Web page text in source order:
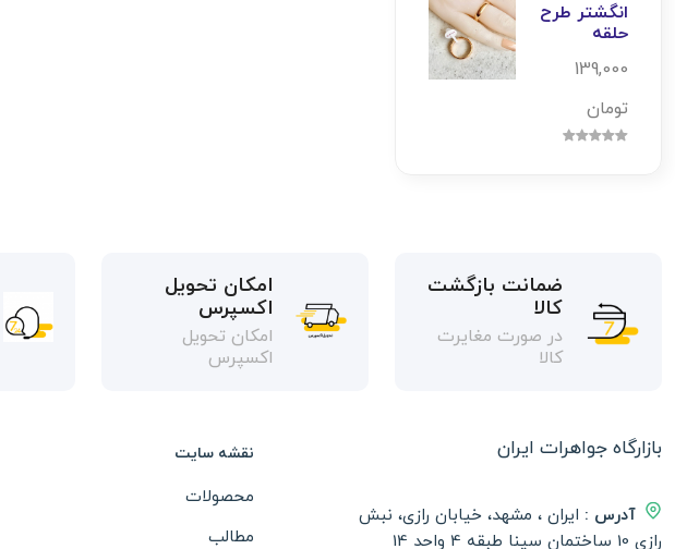
انگشتر طرح
حلقه
139,000
تومان
ضمانت بازگشت
کالا
در صورت مغایرت
کالا
امکان تحویل
اکسپرس
امکان تحویل
اکسپرس
بازارگاه جواهرات ایران
آدرس : ایران ، مشهد، خیابان رازی، نبش
رازی 10 ساختمان سینا طبقه 4 واحد 14
نقشه سایت
محصولات
مطالب